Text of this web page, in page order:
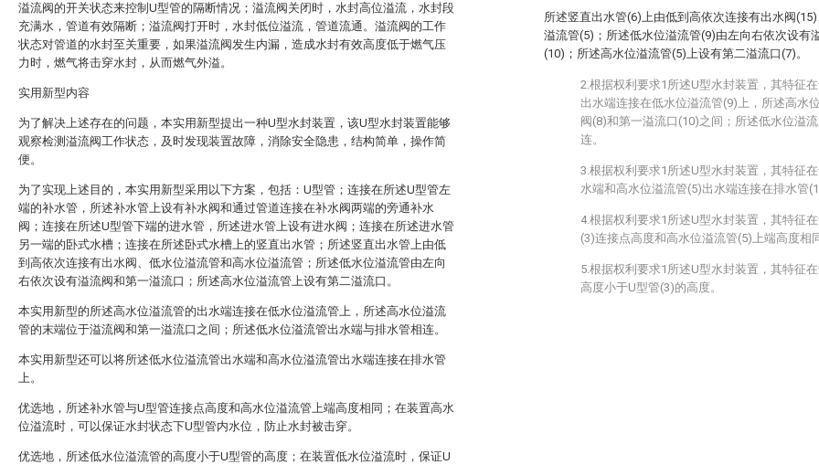
溢流阀的开关状态来控制U型管的隔断情况；溢流阀关闭时，水封高位溢流，水封段
充满水，管道有效隔断；溢流阀打开时，水封低位溢流，管道流通。溢流阀的工作
状态对管道的水封至关重要，如果溢流阀发生内漏，造成水封有效高度低于燃气压
力时，燃气将击穿水封，从而燃气外溢。
实用新型内容
为了解决上述存在的问题，本实用新型提出一种U型水封装置，该U型水封装置能够
观察检测溢流阀工作状态，及时发现装置故障，消除安全隐患，结构简单，操作简
便。
为了实现上述目的，本实用新型采用以下方案，包括：U型管；连接在所述U型管左
端的补水管，所述补水管上设有补水阀和通过管道连接在补水阀两端的旁通补水
阀；连接在所述U型管下端的进水管，所述进水管上设有进水阀；连接在所述进水管
另一端的卧式水槽；连接在所述卧式水槽上的竖直出水管；所述竖直出水管上由低
到高依次连接有出水阀、低水位溢流管和高水位溢流管；所述低水位溢流管由左向
右依次设有溢流阀和第一溢流口；所述高水位溢流管上设有第二溢流口。
本实用新型的所述高水位溢流管的出水端连接在低水位溢流管上，所述高水位溢流
管的末端位于溢流阀和第一溢流口之间；所述低水位溢流管出水端与排水管相连。
本实用新型还可以将所述低水位溢流管出水端和高水位溢流管出水端连接在排水管
上。
优选地，所述补水管与U型管连接点高度和高水位溢流管上端高度相同；在装置高水
位溢流时，可以保证水封状态下U型管内水位，防止水封被击穿。
优选地，所述低水位溢流管的高度小于U型管的高度；在装置低水位溢流时，保证U
所述竖直出水管(6)上由低到高依次连接有出水阀
溢流管(5)；所述低水位溢流管(9)由左向右依次设有
(10)；所述高水位溢流管(5)上设有第二溢流口(7)。
2.根据权利要求1所述U型水封装置，其特征
出水端连接在低水位溢流管(9)上，所述高水
阀(8)和第一溢流口(10)之间；所述低水位溢
连。
3.根据权利要求1所述U型水封装置，其特征
水端和高水位溢流管(5)出水端连接在排水管
4.根据权利要求1所述U型水封装置，其特征
(3)连接点高度和高水位溢流管(5)上端高度相
5.根据权利要求1所述U型水封装置，其特征
高度小于U型管(3)的高度。